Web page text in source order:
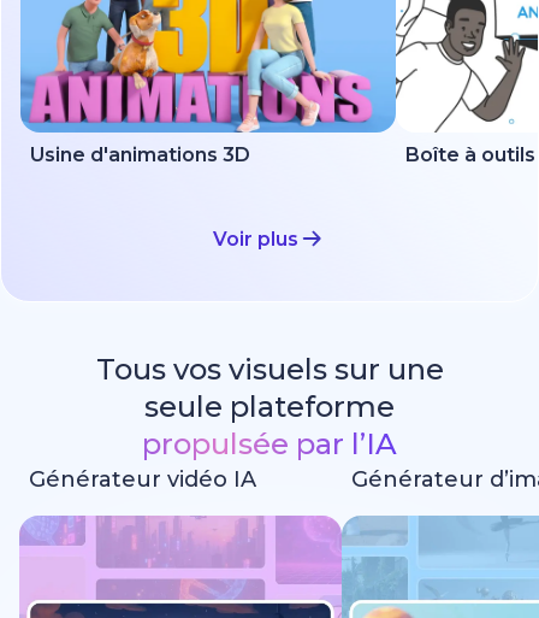
Usine d'animations 3D
Voir plus
Tous vos visuels sur une
seule plateforme
propulsée par l’IA
Générateur vidéo IA Générateur